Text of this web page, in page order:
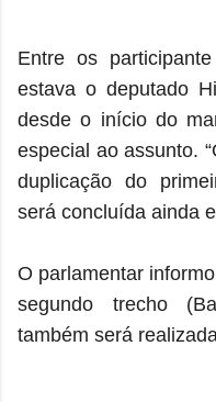
Entre os
estava o deputado
desde o início do
especial ao assunto.
duplicação do
será concluída ainda
O parlamentar
segundo trecho
também será